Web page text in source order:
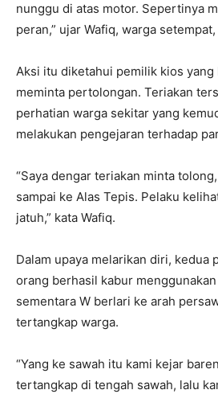
nunggu di atas motor. Sepertinya
peran,” ujar Wafiq, warga
Aksi itu diketahui pemilik kios
meminta pertolongan. Teriakan
perhatian warga sekitar yang
melakukan pengejaran terhadap
“Saya dengar teriakan minta
sampai ke Alas Tepis. Pelaku
jatuh,” kata Wafiq.
Dalam upaya melarikan diri, kedua
orang berhasil kabur
sementara W berlari ke arah
tertangkap warga.
“Yang ke sawah itu kami kejar
tertangkap di tengah sawah, lalu